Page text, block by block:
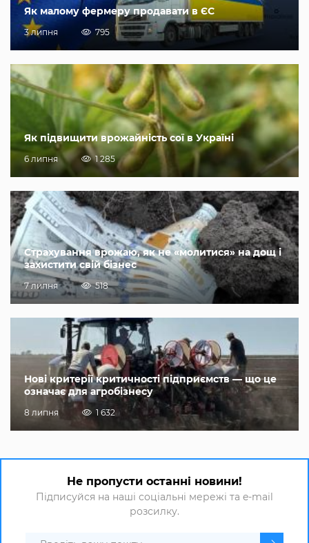
Як малому фермеру продавати в ЄС
3 липня 795
Як підвищити врожайність сої в Україні
6 липня 1 285
Страхування врожаю, як не «молитися» на дощ і
захистити свій бізнес
7 липня 518
Нові критерії критичності підприємств — що це
означає для агробізнесу
8 липня 1 632
Не пропусти останні новини!
Підписуйся на наші соціальні мережі та e-mail
розсилку.